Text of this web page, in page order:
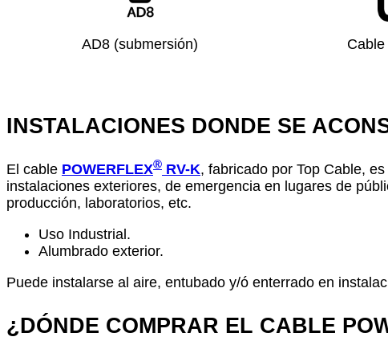
AD8 (submersión)
INSTALACIONES DONDE SE
El cable POWERFLEX® RV-K, fabricado por Top Cable,
instalaciones exteriores, de emergencia en lugares de
producción, laboratorios, etc.
Uso Industrial.
Alumbrado exterior.
Puede instalarse al aire, entubado y/ó enterrado en
¿DÓNDE COMPRAR EL CABLE